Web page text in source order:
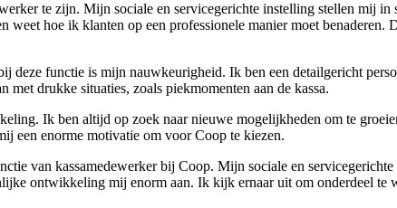
te zijn. Mijn sociale en servicegerichte instelling stellen mij
hoe ik klanten op een professionele manier moet benaderen.
deze functie is mijn nauwkeurigheid. Ik ben een detailgericht
drukke situaties, zoals piekmomenten aan de kassa.
Ik ben altijd op zoek naar nieuwe mogelijkheden om te
een enorme motivatie om voor Coop te kiezen.
van kassamedewerker bij Coop. Mijn sociale en
ontwikkeling mij enorm aan. Ik kijk ernaar uit om onderdeel te